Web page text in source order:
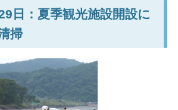
日：夏季観光施設開設に
掃